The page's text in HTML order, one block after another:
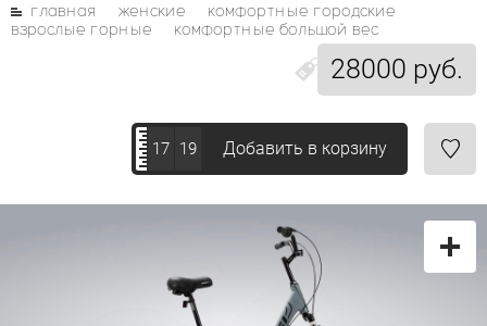
28000 руб.
главная женские
комфортные городские
взрослые горные
комфортные большой вес
17 19 Добавить в корзину